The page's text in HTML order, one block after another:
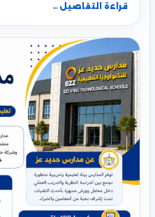
قراءة التفاصيل ←